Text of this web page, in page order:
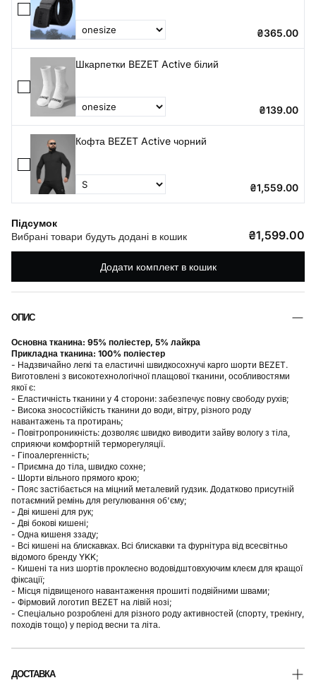
₴365.00
Шкарпетки BEZET Active білий
₴139.00
Кофта BEZET Active чорний
₴1,559.00
Підсумок
Вибрані товари будуть додані в кошик
₴1,599.00
Додати комплект в кошик
ОПИС
Основна тканина: 95% поліестер, 5% лайкра
Прикладна тканина: 100% поліестер
- Надзвичайно легкі та еластичні швидкосохнучі карго шорти BEZET.
Виготовлені з високотехнологічної плащової тканини, особливостями
якої є:
- Еластичність тканини у 4 сторони: забезпечує повну свободу рухів;
- Висока зносостійкість тканини до води, вітру, різного роду
навантажень та протирань;
- Повітропроникність: дозволяє швидко виводити зайву вологу з тіла,
сприяючи комфортній терморегуляції.
- Гіпоалергенність;
- Приємна до тіла, швидко сохне;
- Шорти вільного прямого крою;
- Пояс застібається на міцний металевий гудзик. Додатково присутній
потаємний ремінь для регулювання об'єму;
- Дві кишені для рук;
- Дві бокові кишені;
- Одна кишеня ззаду;
- Всі кишені на блискавках. Всі блискавки та фурнітура від всесвітньо
відомого бренду YKK;
- Кишені та низ шортів проклеєно водовідштовхуючим клеєм для кращої
фіксації;
- Місця підвищеного навантаження прошиті подвійними швами;
- Фірмовий логотип BEZET на лівій нозі;
- Спеціально розроблені для різного роду активностей (спорту, трекінгу,
походів тощо) у період весни та літа.
ДОСТАВКА